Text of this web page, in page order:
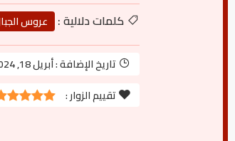
كلمات دلالية :
عروس
تاريخ الإضافة :أبريل 18, 2024
تقييم الزوار :